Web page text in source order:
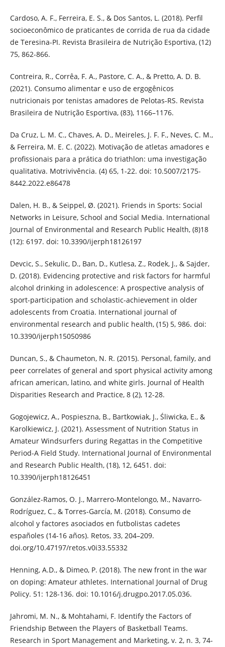
Cardoso, A. F., Ferreira, E. S., & Dos Santos, L. (2018). Perfil
socioeconômico de praticantes de corrida de rua da cidade
de Teresina-PI. Revista Brasileira de Nutrição Esportiva, (12)
75, 862-866.
Contreira, R., Corrêa, F. A., Pastore, C. A., & Pretto, A. D. B.
(2021). Consumo alimentar e uso de ergogênicos
nutricionais por tenistas amadores de Pelotas-RS. Revista
Brasileira de Nutrição Esportiva, (83), 1166–1176.
Da Cruz, L. M. C., Chaves, A. D., Meireles, J. F. F., Neves, C. M.,
& Ferreira, M. E. C. (2022). Motivação de atletas amadores e
profissionais para a prática do triathlon: uma investigação
qualitativa. Motrivivência. (4) 65, 1-22. doi: 10.5007/2175-
8442.2022.e86478
Dalen, H. B., & Seippel, Ø. (2021). Friends in Sports: Social
Networks in Leisure, School and Social Media. International
Journal of Environmental and Research Public Health, (8)18
(12): 6197. doi: 10.3390/ijerph18126197
Devcic, S., Sekulic, D., Ban, D., Kutlesa, Z., Rodek, J., & Sajder,
D. (2018). Evidencing protective and risk factors for harmful
alcohol drinking in adolescence: A prospective analysis of
sport-participation and scholastic-achievement in older
adolescents from Croatia. International journal of
environmental research and public health, (15) 5, 986. doi:
10.3390/ijerph15050986
Duncan, S., & Chaumeton, N. R. (2015). Personal, family, and
peer correlates of general and sport physical activity among
african american, latino, and white girls. Journal of Health
Disparities Research and Practice, 8 (2), 12-28.
Gogojewicz, A., Pospieszna, B., Bartkowiak, J., Śliwicka, E., &
Karolkiewicz, J. (2021). Assessment of Nutrition Status in
Amateur Windsurfers during Regattas in the Competitive
Period-A Field Study. International Journal of Environmental
and Research Public Health, (18), 12, 6451. doi:
10.3390/ijerph18126451
González-Ramos, O. J., Marrero-Montelongo, M., Navarro-
Rodríguez, C., & Torres-García, M. (2018). Consumo de
alcohol y factores asociados en futbolistas cadetes
españoles (14-16 años). Retos, 33, 204–209.
doi.org/10.47197/retos.v0i33.55332
Henning, A.D., & Dimeo, P. (2018). The new front in the war
on doping: Amateur athletes. International Journal of Drug
Policy. 51: 128-136. doi: 10.1016/j.drugpo.2017.05.036.
Jahromi, M. N., & Mohtahami, F. Identify the Factors of
Friendship Between the Players of Basketball Teams.
Research in Sport Management and Marketing, v. 2, n. 3, 74-